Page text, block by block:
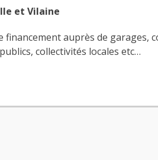
et Vilaine
auprès de garages,
collectivités locales etc…